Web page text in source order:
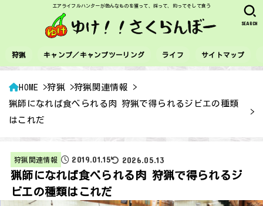
エアライフルハンターが色んなものを獲って、採って、釣ってそして食う
狩猟 キャンプ／キャンプツーリング ライフ サイトマップ
SEARCH
HOME 狩猟
狩猟関連情報
猟師になれば食べられる肉 狩猟で得られるジビエの種類
はこれだ
狩猟関連情報 2019.01.15 2026.05.13
猟師になれば食べられる肉 狩猟で得られるジ
ビエの種類はこれだ